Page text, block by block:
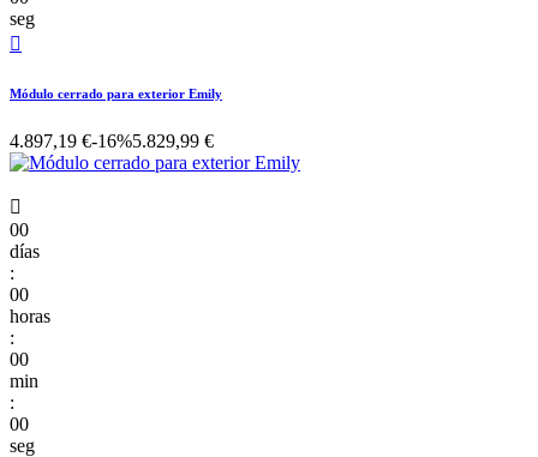
seg

Módulo cerrado para exterior Emily
4.897,19 €-16%5.829,99 €

00
días
:
00
horas
:
00
min
:
00
seg